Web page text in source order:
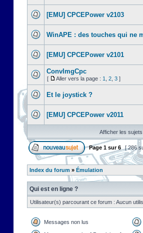
[EMU] CPCEPower v2103
WinAPE : des touches qui ne
[EMU] CPCEPower v2101
ConvImgCpc
[ Aller vers la page : 1 2 3 ]
Et le joystick ?
[EMU] CPCEPower v2011
Afficher les
Page 1 sur6 [ 286
Index du forum » Émulation
Qui est en ligne ?
Utilisateur(s) parcourant ce forum : Aucun
Messages non lus